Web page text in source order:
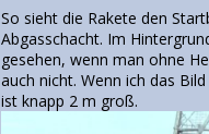
So sieht die Rakete den
Abgasschacht. Im
gesehen, wenn man ohne
auch nicht. Wenn ich das
ist knapp 2 m groß.